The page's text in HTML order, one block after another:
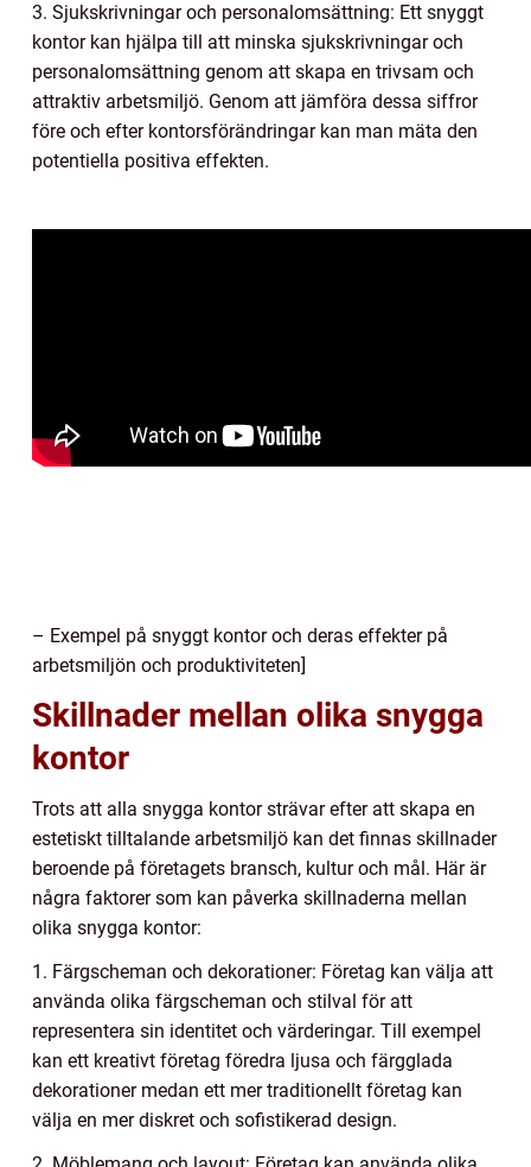
3. Sjukskrivningar och personalomsättning: Ett snyggt
kontor kan hjälpa till att minska sjukskrivningar och
personalomsättning genom att skapa en trivsam och
attraktiv arbetsmiljö. Genom att jämföra dessa siffror
före och efter kontorsförändringar kan man mäta den
potentiella positiva effekten.
– Exempel på snyggt kontor och deras effekter på
arbetsmiljön och produktiviteten]
Skillnader mellan olika snygga
kontor
Trots att alla snygga kontor strävar efter att skapa en
estetiskt tilltalande arbetsmiljö kan det finnas skillnader
beroende på företagets bransch, kultur och mål. Här är
några faktorer som kan påverka skillnaderna mellan
olika snygga kontor:
1. Färgscheman och dekorationer: Företag kan välja att
använda olika färgscheman och stilval för att
representera sin identitet och värderingar. Till exempel
kan ett kreativt företag föredra ljusa och färgglada
dekorationer medan ett mer traditionellt företag kan
välja en mer diskret och sofistikerad design.